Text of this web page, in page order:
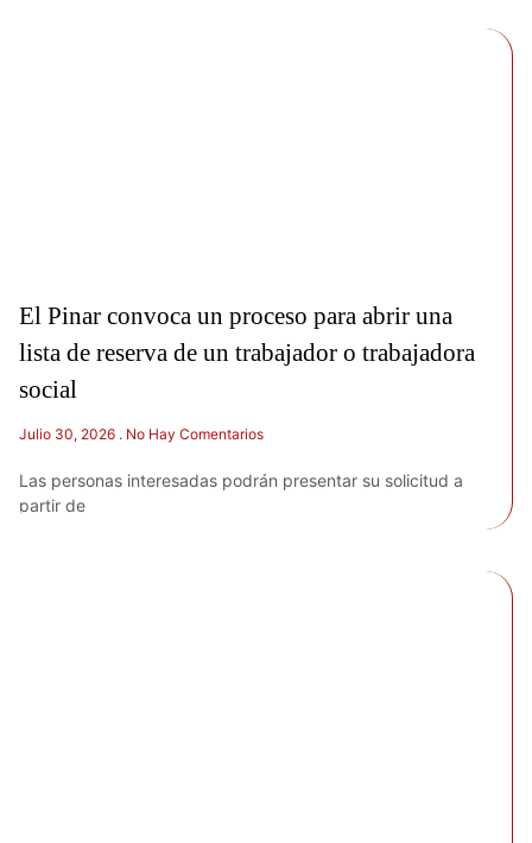
El Pinar convoca un proceso para abrir una
lista de reserva de un trabajador o trabajadora
social
Julio 30, 2026 No Hay Comentarios
Las personas interesadas podrán presentar su solicitud a
partir de